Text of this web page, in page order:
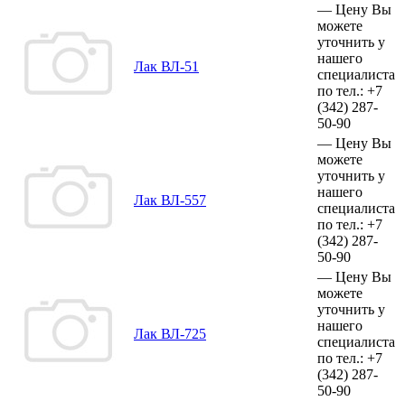
Лак ВЛ-51
— Цену Вы
можете
уточнить у
нашего
специалиста
по тел.: +7
(342) 287-
50-90
Лак ВЛ-557
— Цену Вы
можете
уточнить у
нашего
специалиста
по тел.: +7
(342) 287-
50-90
Лак ВЛ-725
— Цену Вы
можете
уточнить у
нашего
специалиста
по тел.: +7
(342) 287-
50-90